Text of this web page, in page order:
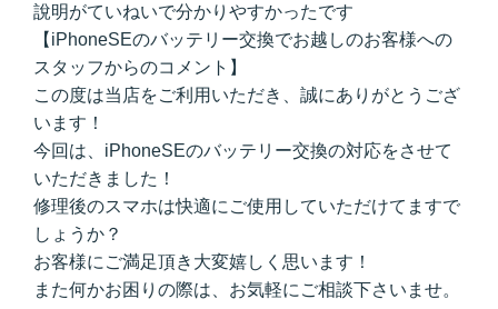
說明がていねいで分かりやすかったです
【iPhoneSEのバッテリー交換でお越しのお客様への
スタッフからのコメント】
この度は当店をご利用いただき、誠にありがとうござ
います！
今回は、iPhoneSEのバッテリー交換の対応をさせて
いただきました！
修理後のスマホは快適にご使用していただけてますで
しょうか？
お客様にご満足頂き大変嬉しく思います！
また何かお困りの際は、お気軽にご相談下さいませ。